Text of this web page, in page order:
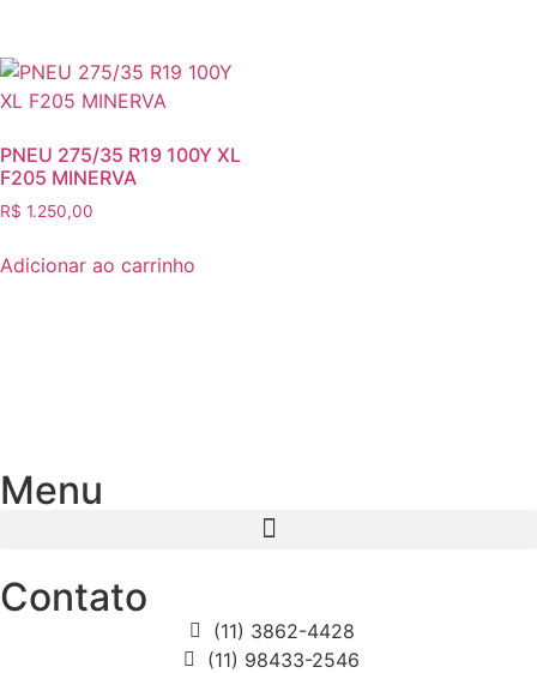
PNEU 275/35 R19 100Y XL
F205 MINERVA
R$ 1.250,00
Adicionar ao carrinho
Menu
Contato
(11) 3862-4428
(11) 98433-2546